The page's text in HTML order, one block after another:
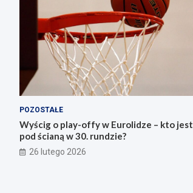
POZOSTAŁE
Wyścig o play-offy w Eurolidze – kto jest
pod ścianą w 30. rundzie?
26 lutego 2026